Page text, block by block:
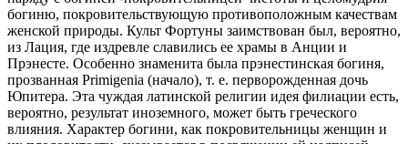
богиню, покровительствующую противоположным качествам
женской природы. Культ Фортуны заимствован был, вероятно,
из Лация, где издревле славились ее храмы в Анции и
Прэнесте. Особенно знаменита была прэнестинская богиня,
прозванная Primigenia (начало), т. е. перворожденная дочь
Юпитера. Эта чуждая латинской религии идея филиации есть,
вероятно, результат иноземного, может быть греческого
влияния. Характер богини, как покровительницы женщин и